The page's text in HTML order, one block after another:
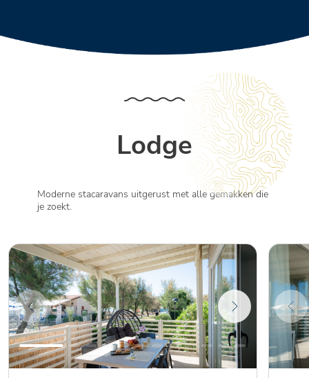
Lodge
Moderne stacaravans uitgerust met alle gemakken die
je zoekt.